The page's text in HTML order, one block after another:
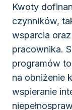
Kwoty
czynników,
wsparcia
pracownika.
programów
na obniżenie
wspieranie